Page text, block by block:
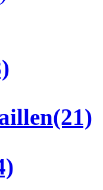
(21)